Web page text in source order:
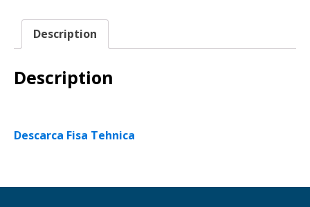
Description
Description
Descarca Fisa Tehnica